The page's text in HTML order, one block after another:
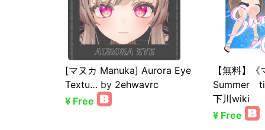
[マヌカ Manuka] Aurora Eye
Textu… by 2ehwavrc
¥ Free
【無料】
Summer
下川wiki
¥ Free